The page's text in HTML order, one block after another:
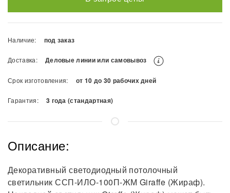
Наличие: под заказ
Доставка: Деловые линии или самовывоз
Срок изготовления: от 10 до 30 рабочих дней
Гарантия: 3 года (стандартная)
Описание:
Декоративный светодиодный потолочный
светильник ССП-ИЛО-100П-ЖМ Giraffe (Жираф).